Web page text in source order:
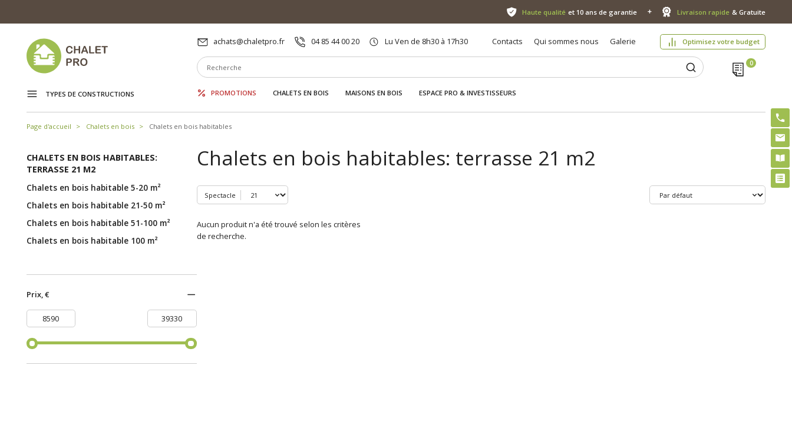
Haute qualité et 10 ans de garantie Livraison rapide & Gratuite
achats@chaletpro.fr 04 85 44 00 20 Lu Ven de 8h30 à 17h30 Contacts Qui sommes nous Galerie Optimisez votre budget
TYPES DE CONSTRUCTIONS PROMOTIONS CHALETS EN BOIS MAISONS EN BOIS ESPACE PRO & INVESTISSEURS
Page d'accueil Chalets en bois Chalets en bois habitables
CHALETS EN BOIS HABITABLES:
TERRASSE 21 M2
Chalets en bois habitable 5-20 m²
Chalets en bois habitable 21-50 m²
Chalets en bois habitable 51-100 m²
Chalets en bois habitable 100 m²
Prix, €
Chalets en bois habitables: terrasse 21 m2
Spectacle
Aucun produit n'a été trouvé selon les critères
de recherche.